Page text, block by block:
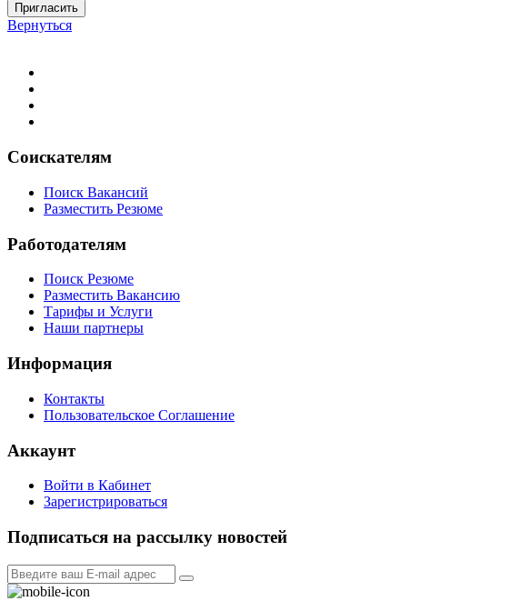
Пригласить
Вернуться
Соискателям
Поиск Вакансий
Разместить Резюме
Работодателям
Поиск Резюме
Разместить Вакансию
Тарифы и Услуги
Наши партнеры
Информация
Контакты
Пользовательское Соглашение
Аккаунт
Войти в Кабинет
Зарегистрироваться
Подписаться на рассылку новостей